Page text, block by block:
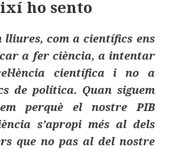
ei
ho sento
lliures, com a científics ens
a fer ciència, a intentar
científica i no a
de política. Quan siguem
perquè el nostre PIB
s’apropi més al dels
que no pas al del nostre